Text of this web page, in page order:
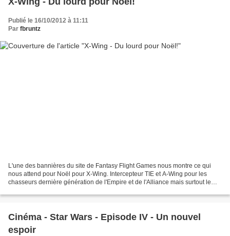
Publié le 16/10/2012 à 11:11
Par fbruntz
L'une des bannières du site de Fantasy Flight Games nous montre ce qui
nous attend pour Noël pour X-Wing. Intercepteur TIE et A-Wing pour les
chasseurs dernière génération de l'Empire et de l'Alliance mais surtout le
Cinéma - Star Wars - Episode IV - Un nouvel
espoir